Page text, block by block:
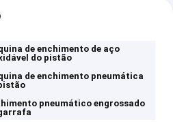
de enchimento de aço
do pistão
de enchimento pneumática
pneumático engrossado